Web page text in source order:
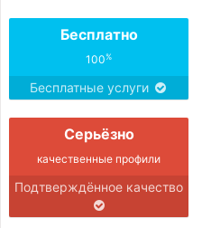
Бесплатно
100%
Бесплатные услуги
Серьёзно
качественные профили
Подтверждённое качество